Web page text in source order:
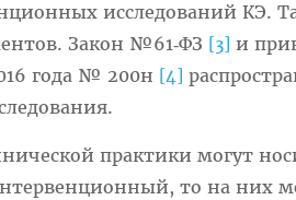
исследований КЭ.
Закон №61‑ФЗ
[3] и
года № 200н
[4]
практики могут
то на них